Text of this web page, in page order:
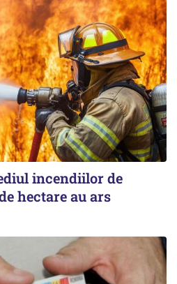
incendiilor de
hectare au ars